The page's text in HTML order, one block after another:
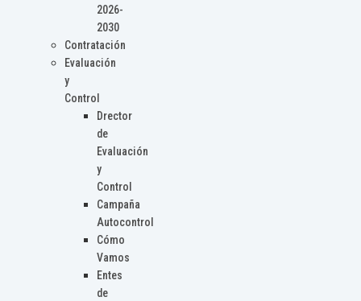
2026-
2030
Contratación
Evaluación
y
Control
Drector
de
Evaluación
y
Control
Campaña
Autocontrol
Cómo
Vamos
Entes
de